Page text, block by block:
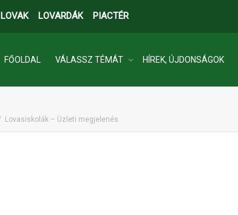
LOVAK LOVARDÁK PIACTÉR
FŐOLDAL VÁLASSZ TÉMÁT HÍREK, ÚJDONSÁGOK
Lovasiskolák – Üzleti megjelenés